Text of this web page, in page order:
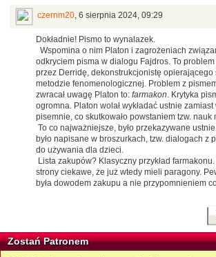
czernm20, 6 sierpnia 2024, 09:29
Dokładnie! Pismo to wynalazek.
Wspomina o nim Platon i zagrożeniach
odkryciem pisma w dialogu Fajdros. To
przez Derridę, dekonstrukcjonistę opierającego
metodzie fenomenologicznej. Problem z
zwracał uwagę Platon to: farmakon. Krytyka
ogromna. Platon wolał wykładać ustnie zamiast
pisemnie, co skutkowało powstaniem tzw. nauk
To co najważniejsze, było przekazywane
było napisane w broszurkach, tzw. dialogach z
do używania dla dzieci.
Lista zakupów? Klasyczny przykład
strony ciekawe, że już wtedy mieli paragony.
była dowodem zakupu a nie przypomnieniem
Zostań Patronem